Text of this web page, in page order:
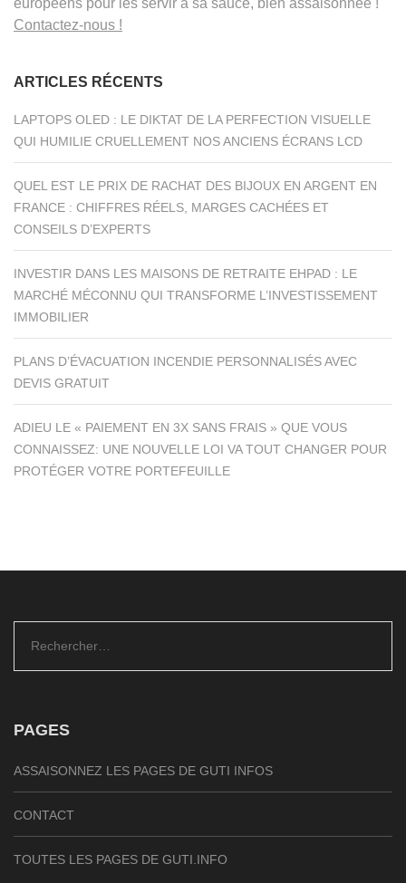
européens pour les servir à sa sauce, bien assaisonnée !
Contactez-nous !
ARTICLES RÉCENTS
LAPTOPS OLED : LE DIKTAT DE LA PERFECTION VISUELLE
QUI HUMILIE CRUELLEMENT NOS ANCIENS ÉCRANS LCD
QUEL EST LE PRIX DE RACHAT DES BIJOUX EN ARGENT EN
FRANCE : CHIFFRES RÉELS, MARGES CACHÉES ET
CONSEILS D’EXPERTS
INVESTIR DANS LES MAISONS DE RETRAITE EHPAD : LE
MARCHÉ MÉCONNU QUI TRANSFORME L’INVESTISSEMENT
IMMOBILIER
PLANS D’ÉVACUATION INCENDIE PERSONNALISÉS AVEC
DEVIS GRATUIT
ADIEU LE « PAIEMENT EN 3X SANS FRAIS » QUE VOUS
CONNAISSEZ: UNE NOUVELLE LOI VA TOUT CHANGER POUR
PROTÉGER VOTRE PORTEFEUILLE
Rechercher :
PAGES
ASSAISONNEZ LES PAGES DE GUTI INFOS
CONTACT
TOUTES LES PAGES DE GUTI.INFO